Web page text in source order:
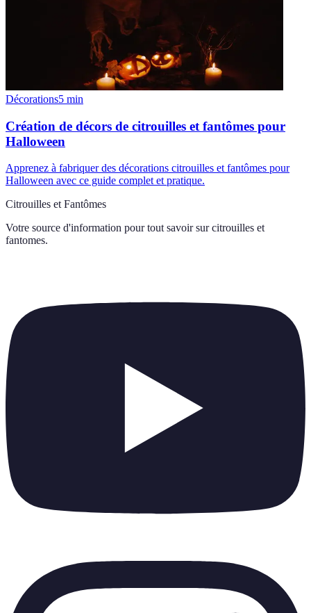
Décorations5 min
Création de décors de citrouilles et fantômes pour
Halloween
Apprenez à fabriquer des décorations citrouilles et fantômes pour
Halloween avec ce guide complet et pratique.
Citrouilles et Fantômes
Votre source d'information pour tout savoir sur citrouilles et
fantomes.